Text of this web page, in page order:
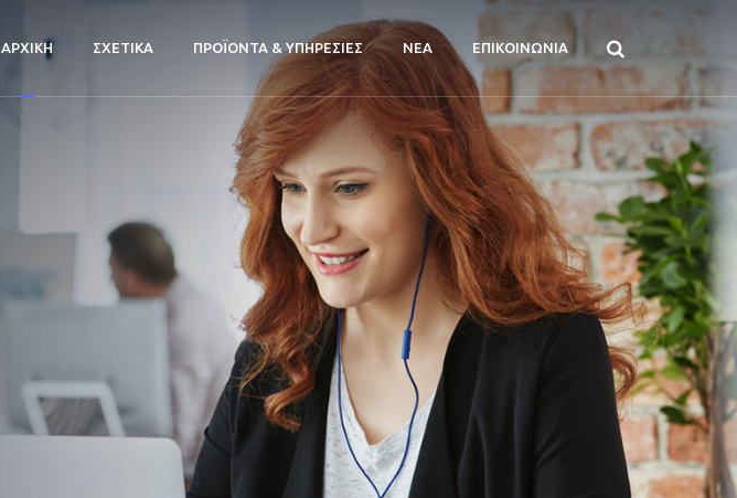
ΑΡΧΙΚΗ ΣΧΕΤΙΚΑ ΠΡΟΪΟΝΤΑ & ΥΠΗΡΕΣΙΕΣ ΝΕΑ ΕΠΙΚΟΙΝΩΝΙΑ